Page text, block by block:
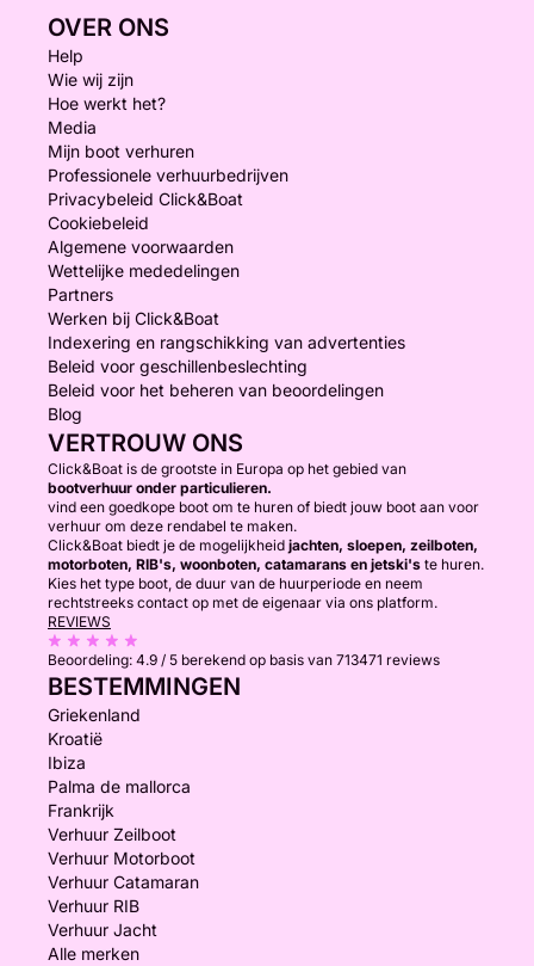
OVER ONS
Help
Wie wij zijn
Hoe werkt het?
Media
Mijn boot verhuren
Professionele verhuurbedrijven
Privacybeleid Click&Boat
Cookiebeleid
Algemene voorwaarden
Wettelijke mededelingen
Partners
Werken bij Click&Boat
Indexering en rangschikking van advertenties
Beleid voor geschillenbeslechting
Beleid voor het beheren van beoordelingen
Blog
VERTROUW ONS
Click&Boat is de grootste in Europa op het gebied van
bootverhuur onder particulieren.
vind een goedkope boot om te huren of biedt jouw boot aan voor
verhuur om deze rendabel te maken.
Click&Boat biedt je de mogelijkheid jachten, sloepen, zeilboten,
motorboten, RIB's, woonboten, catamarans en jetski's te huren.
Kies het type boot, de duur van de huurperiode en neem
rechtstreeks contact op met de eigenaar via ons platform.
REVIEWS
Beoordeling: 4.9 / 5 berekend op basis van 713471 reviews
BESTEMMINGEN
Griekenland
Kroatië
Ibiza
Palma de mallorca
Frankrijk
Verhuur Zeilboot
Verhuur Motorboot
Verhuur Catamaran
Verhuur RIB
Verhuur Jacht
Alle merken